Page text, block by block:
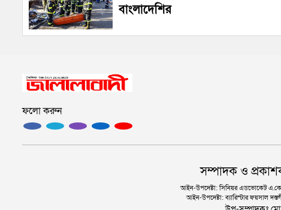
বাংলাদেশির
ফলো করুন
সম্পাদক ও
আইন-উপদেষ্টা: সিনিয়র এডভোকেট
আইন-উপদেষ্টা: ব্যারিস্টার ফয়সাল